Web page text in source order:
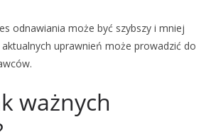
odnawiania może być szybszy i mniej
uprawnień może prowadzić do
ważnych